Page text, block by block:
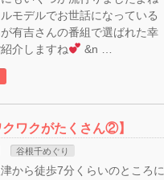
モデルでお世話になっている
有吉さんの番組で選ばれた幸
介しますね
&n …
クワクがたくさん②】
谷根千めぐり
から徒歩7分くらいのところに